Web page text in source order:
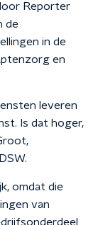
Reporter
de
in de
en
leveren
Is dat hoger,
omdat die
van